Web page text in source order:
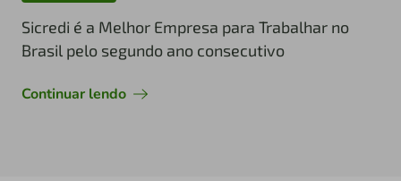
Sicredi é a Melhor Empresa para Trabalhar no
Brasil pelo segundo ano consecutivo
Continuar lendo